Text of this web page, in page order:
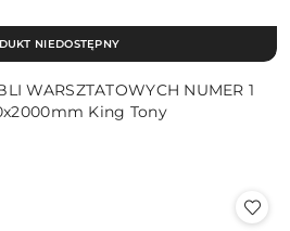
WARSZTATOWYCH NUMER 1
King Tony
NIEDOSTĘPNY